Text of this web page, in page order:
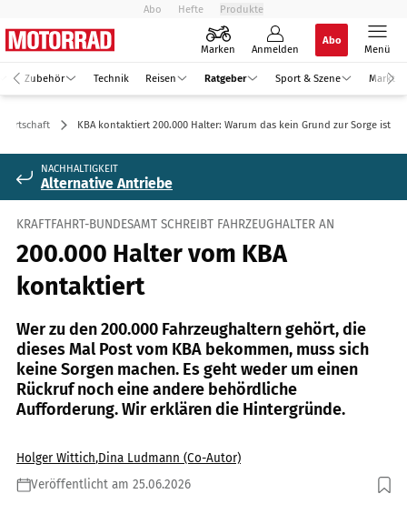
Abo Hefte Produkte
Marken Anmelden
Abo
Menü
Zubehör Technik Reisen Ratgeber Sport & Szene Markt
Wirtschaft KBA kontaktiert 200.000 Halter: Warum das kein Grund zur Sorge ist
NACHHALTIGKEIT
Alternative Antriebe
KRAFTFAHRT-BUNDESAMT SCHREIBT FAHRZEUGHALTER AN
200.000 Halter vom KBA
kontaktiert
Wer zu den 200.000 Fahrzeughaltern gehört, die
dieses Mal Post vom KBA bekommen, muss sich
keine Sorgen machen. Es geht weder um einen
Rückruf noch eine andere behördliche
Aufforderung. Wir erklären die Hintergründe.
Holger Wittich,Dina Ludmann (Co-Autor)
Veröffentlicht am 25.06.2026
Foto: Jörg Künstle